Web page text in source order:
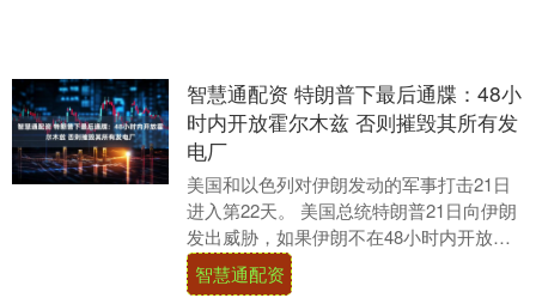
智慧通配资 特朗普下最后通牒：48小
时内开放霍尔木兹 否则摧毁其所有发
电厂
美国和以色列对伊朗发动的军事打击21日
进入第22天。 美国总统特朗普21日向伊朗
发出威胁，如果伊朗不在48小时内开放霍
尔木兹海峡，美国将打击并摧毁其所有发
电厂。....
智慧通配资